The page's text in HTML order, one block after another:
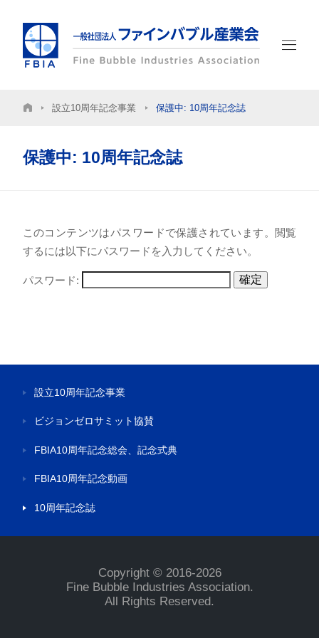
ホーム
FBIAについて
会員一覧
FBIA会員専用
ファインバブル技術によるSDGsへの貢献
ファインバブルの知識
ファインバブル地方創生協議会
設立10周年記念事業 保護中: 10周年記念誌
保護中: 10周年記念誌
このコンテンツはパスワードで保護されています。閲覧
するには以下にパスワードを入力してください。
パスワード:
設立10周年記念事業
ビジョンゼロサミット協賛
FBIA10周年記念総会、記念式典
FBIA10周年記念動画
10周年記念誌
Copyright © 2016-2026
Fine Bubble Industries Association.
All Rights Reserved.